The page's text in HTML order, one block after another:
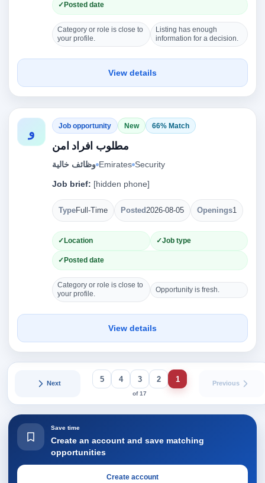
Posted date
Category or role is close to
your profile.
Listing has enough
information for a decision.
View details
و Job opportunity New 66% Match
مطلوب افراد امن
وظائف خالية Emirates Security
Job brief: [hidden phone]
TypeFull-Time Posted2026-08-05 Openings1
Location Job type
Posted date
Category or role is close to
your profile.
Opportunity is fresh.
View details
Previous
1
2
3
4
5
of 17
Next
Save time
Create an account and save matching
opportunities
Create account